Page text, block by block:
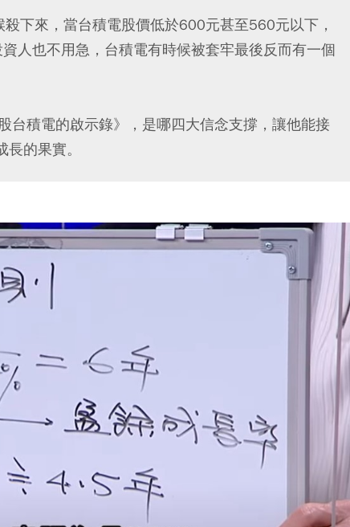
下來，當台積電股價低於600元甚至560元以下，
人也不用急，台積電有時候被套牢最後反而有一個
台積電的啟示錄》，是哪四大信念支撐，讓他能接
的果實。